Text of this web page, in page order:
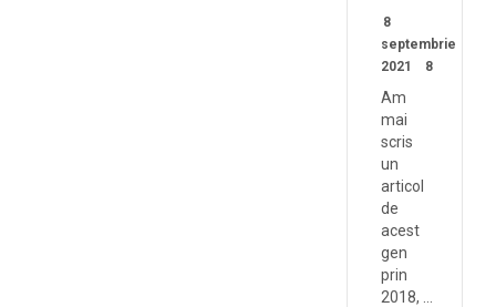
8
septembrie
2021
8
Am
mai
scris
un
articol
de
acest
gen
prin
2018, …